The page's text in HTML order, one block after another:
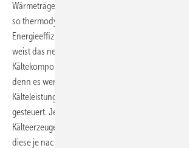
Wärmeträgereigenschaften von Wasser gezielt
so thermodynamische Wirkungsgrade, die
Energieeffizienz herkömmlicher Lösungen liegen.
weist das neue CyberBlue-System durch
Kältekomponenten insgesamt sehr geringe
denn es werden keine zusätzlichen Pumpen und
Kälteleistung wird direkt über teillastgeregelte
gesteuert. Jede Anlage verfügt dabei über drei
Kälteerzeuger. Um den Energieverbrauch zu
diese je nach benötigter Klimatisierungsleistung